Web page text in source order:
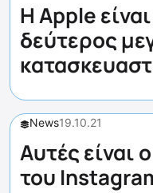
Η Apple
δεύτερος
News19.10.21
Αυτές είναι
του